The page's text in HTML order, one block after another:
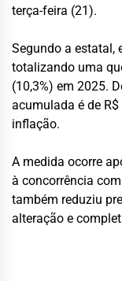
terça-feira (21).
Segundo a estatal,
totalizando uma
(10,3%) em 2025.
acumulada é de
inflação.
A medida ocorre
à concorrência
também reduziu
alteração e